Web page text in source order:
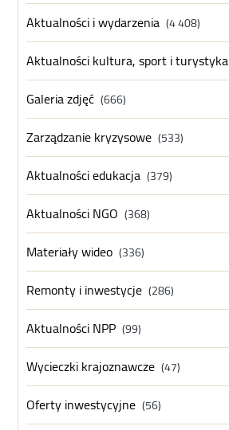
Aktualności i wydarzenia (4 408)
Aktualności kultura, sport i turystyka
Galeria zdjęć (666)
Zarządzanie kryzysowe (533)
Aktualności edukacja (379)
Aktualności NGO (368)
Materiały wideo (336)
Remonty i inwestycje (286)
Aktualności NPP (99)
Wycieczki krajoznawcze (47)
Oferty inwestycyjne (56)